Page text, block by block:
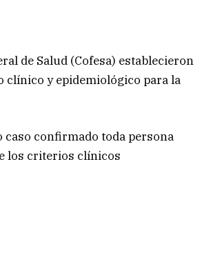
de Salud (Cofesa) establecieron
clínico y epidemiológico para la
caso confirmado toda persona
los criterios clínicos